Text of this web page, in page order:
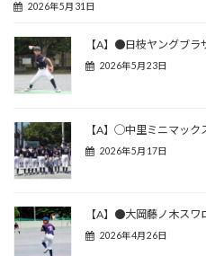
2026年5月31日
【A】●日枝ヤングブラ
2026年5月23日
【A】◯中里ミニマック
2026年5月17日
【A】●大岡藤ノ木スワ
2026年4月26日